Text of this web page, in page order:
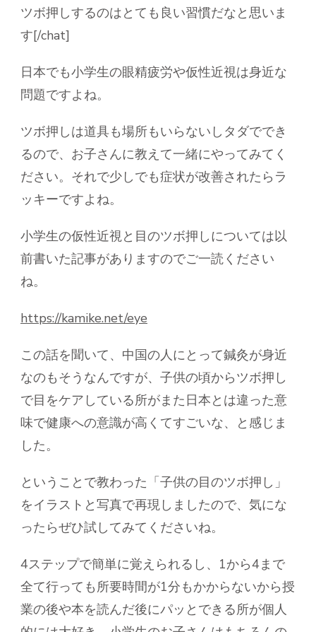
ツボ押しするのはとても良い習慣だなと思いま
す[/chat]
日本でも小学生の眼精疲労や仮性近視は身近な
問題ですよね。
ツボ押しは道具も場所もいらないしタダででき
るので、お子さんに教えて一緒にやってみてく
ださい。それで少しでも症状が改善されたらラ
ッキーですよね。
小学生の仮性近視と目のツボ押しについては以
前書いた記事がありますのでご一読ください
ね。
https://kamike.net/eye
この話を聞いて、中国の人にとって鍼灸が身近
なのもそうなんですが、子供の頃からツボ押し
で目をケアしている所がまた日本とは違った意
味で健康への意識が高くてすごいな、と感じま
した。
ということで教わった「子供の目のツボ押し」
をイラストと写真で再現しましたので、気にな
ったらぜひ試してみてくださいね。
4ステップで簡単に覚えられるし、1から4まで
全て行っても所要時間が1分もかからないから授
業の後や本を読んだ後にパッとできる所が個人